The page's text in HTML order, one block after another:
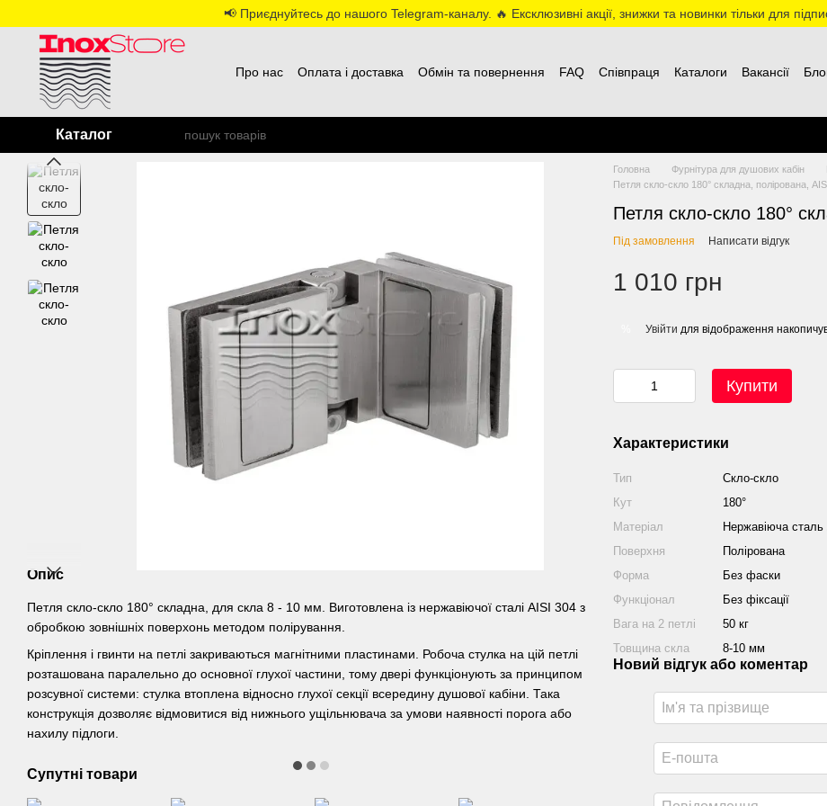
📢 Приєднуйтесь до нашого Telegram-каналу. 🔥 Ексклюзивні акції, знижки та новинки тільки для
Про нас Оплата і доставка Обмін та повернення FAQ Співпраця Каталоги Вакансії
Каталог
Опис
Петля скло-скло 180° складна, для скла 8 - 10 мм. Виготовлена ​​із нержавіючої сталі AISI 304 з
обробкою зовнішніх поверхонь методом полірування.
Кріплення і гвинти на петлі закриваються магнітними пластинами. Робоча стулка на цій петлі
розташована паралельно до основної глухої частини, тому двері функціонують за принципом
розсувної системи: стулка втоплена відносно глухої секції всередину душової кабіни. Така
конструкція дозволяє відмовитися від нижнього ущільнювача за умови наявності порога або
нахилу підлоги.
Супутні товари
Головна Фурнітура для душових кабін
Петля скло-скло 180° складна, полірована,
Петля скло-скло 180°
Під замовлення Написати відгук
1 010 грн
Увійти для відображення
Купити
Характеристики
Тип
Скло-скло
Кут
180°
Матеріал
Нержавіюча
Поверхня
Полірована
Форма
Без фаски
Функціонал
Без фіксації
Вага на 2 петлі
50 кг
Товщина скла
8-10 мм
Новий відгук або коментар